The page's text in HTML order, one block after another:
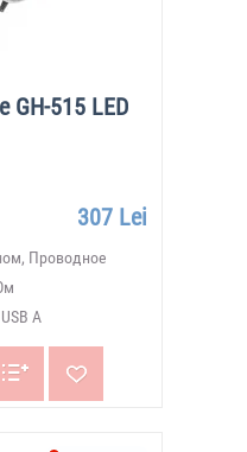
GH-515 LED
307 Lei
Проводное
A